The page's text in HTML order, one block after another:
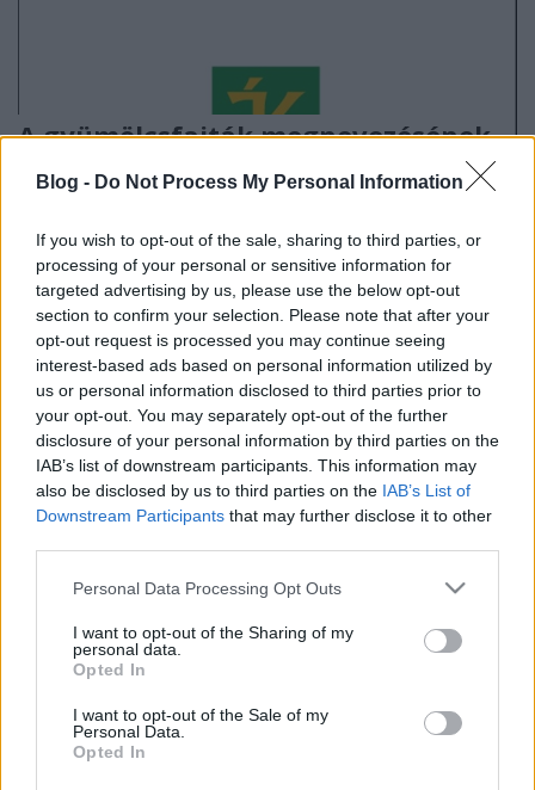
Blog - Do Not Process My Personal Information
If you wish to opt-out of the sale, sharing to third parties, or
processing of your personal or sensitive information for
targeted advertising by us, please use the below opt-out
section to confirm your selection. Please note that after your
opt-out request is processed you may continue seeing
interest-based ads based on personal information utilized by
us or personal information disclosed to third parties prior to
your opt-out. You may separately opt-out of the further
disclosure of your personal information by third parties on the
IAB’s list of downstream participants. This information may
also be disclosed by us to third parties on the IAB’s List of
Downstream Participants that may further disclose it to other
Please note that this website/app uses one or more Google
not limited to your visit or usage behaviour. You may click to
grant or deny consent to Google and its third-party tags to
use your data for below specified purposes in below Google
consent section.
Personal Data Processing Opt Outs
I want to opt-out of the Sharing of my
personal data.
Opted In
I want to opt-out of the Sale of my
Personal Data.
Opted In
A gyümölcsfajták megnevezésének
változatos világa
Pelczéder Katalin: Gyümölcsnevek szótára. 450
Kárpát-medencei gyümölcs nevének története és
eredete. Az ékes-szólás kiskönyvtára. Tinta
Könyvkiadó, Budapest, 2018. 222 p. Pelczéder
Katalin: Magyar gyümölcsnevek. Segédkönyvek a
nyelvészet tanulmányozásához 201. Tinta
Könyvkiadó, Budapest, 2018.…